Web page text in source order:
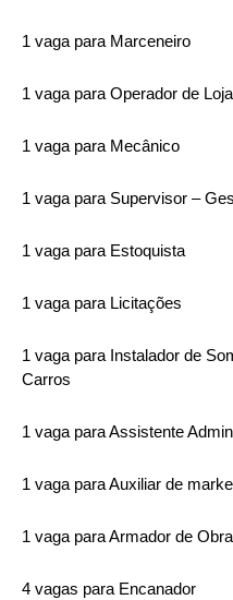
1 vaga para Marceneiro
1 vaga para Operador de
1 vaga para Mecânico
1 vaga para Supervisor –
1 vaga para Estoquista
1 vaga para Licitações
1 vaga para Instalador de
Carros
1 vaga para Assistente
1 vaga para Auxiliar de
1 vaga para Armador de Obra
4 vagas para Encanador